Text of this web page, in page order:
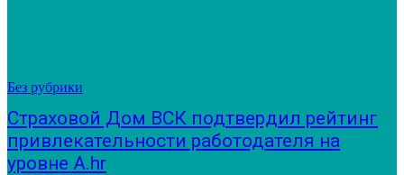
Без рубрики
Страховой Дом ВСК подтвердил рейтинг
привлекательности работодателя на
уровне A.hr